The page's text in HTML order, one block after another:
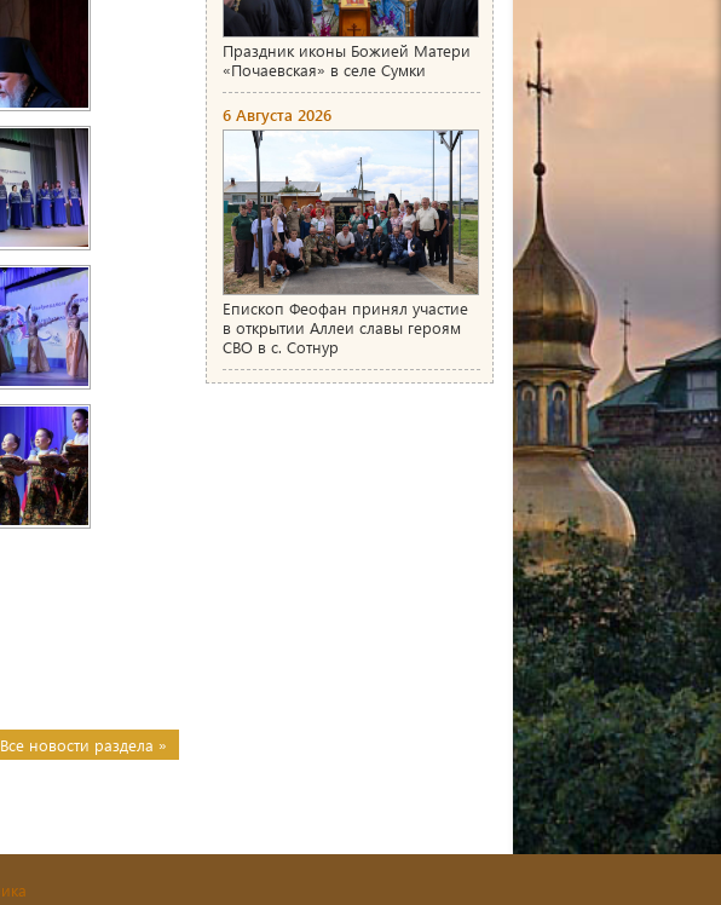
Все новости раздела »
Праздник иконы Божией Матери
«Почаевская» в селе Сумки
6 Августа 2026
Епископ Феофан принял участие
в открытии Аллеи славы героям
СВО в с. Сотнур